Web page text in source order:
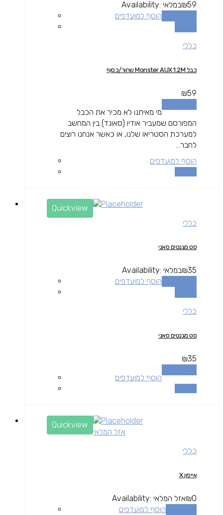
₪59
Availability: במלאי
הוסף למועדפים
כללי
כבל Monster AUX 1.2M שחור/כסוף
₪59
מי מאיתנו לא מכיר את הכבל
המפורסם שמעביר אודיו (סאונד) בין המחשב
למערכת הסטריאו שלנו, או כאשר אנחנו רוצים
לחבר...
הוסף למועדפים
Quickview
כללי
סט מגנטים סאני
₪35
Availability: במלאי
הוסף למועדפים
כללי
סט מגנטים סאני
₪35
הוסף למועדפים
Quickview
אזל המלאי
כללי
אייפון X
₪0
Availability: אזל המלאי
הוסף למועדפים